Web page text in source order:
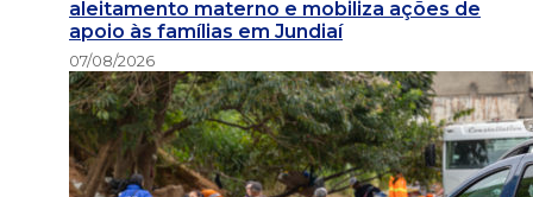
aleitamento materno e mobiliza ações de
apoio às famílias em Jundiaí
07/08/2026